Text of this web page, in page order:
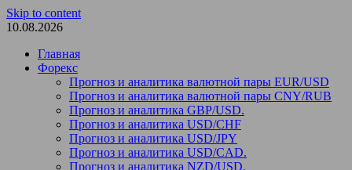
Skip to content
10.08.2026
Главная
Форекс
Прогноз и аналитика валютной пары EUR/USD
Прогноз и аналитика валютной пары CNY/RUB
Прогноз и аналитика GBP/USD.
Прогноз и аналитика USD/CHF
Прогноз и аналитика USD/JPY
Прогноз и аналитика USD/CAD.
Прогноз и аналитика NZD/USD.